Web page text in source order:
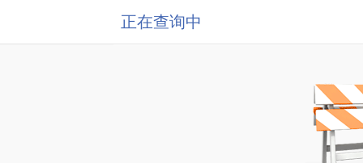
正在查询中